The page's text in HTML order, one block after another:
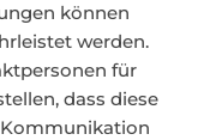
können
werden.
für
dass diese
Kommunikation